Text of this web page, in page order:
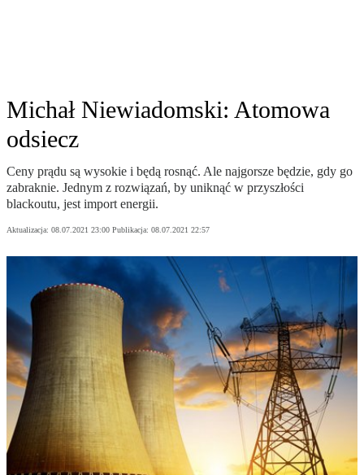
Michał Niewiadomski: Atomowa
odsiecz
Ceny prądu są wysokie i będą rosnąć. Ale najgorsze będzie, gdy go
zabraknie. Jednym z rozwiązań, by uniknąć w przyszłości
blackoutu, jest import energii.
Aktualizacja: 08.07.2021 23:00 Publikacja: 08.07.2021 22:57